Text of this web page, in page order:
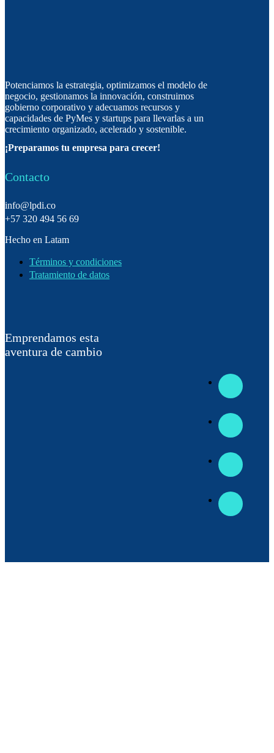
Potenciamos la estrategia, optimizamos el modelo de
negocio, gestionamos la innovación, construimos
gobierno corporativo y adecuamos recursos y
capacidades de PyMes y startups para llevarlas a un
crecimiento organizado, acelerado y sostenible.
¡Preparamos tu empresa para crecer!
Contacto
info@lpdi.co
+57 320 494 56 69
Hecho en Latam
Términos y condiciones
Tratamiento de datos
Emprendamos esta
aventura de cambio